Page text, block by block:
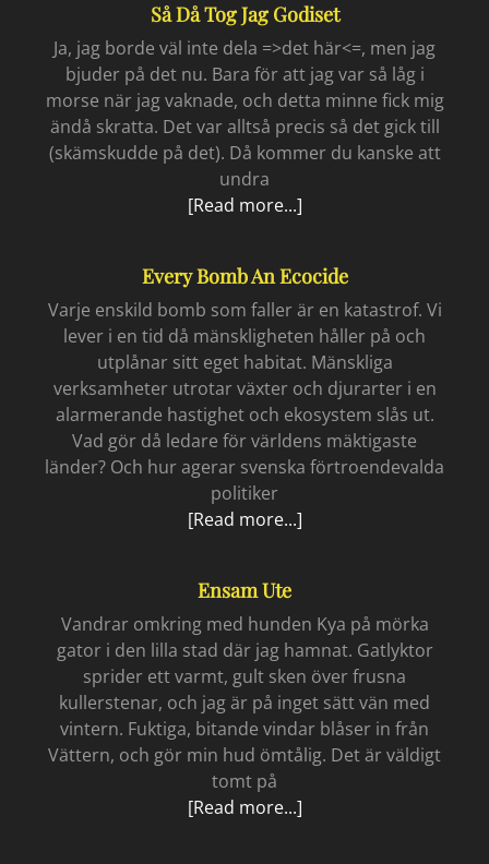
Så Då Tog Jag Godiset
Ja, jag borde väl inte dela =>det här<=, men jag
bjuder på det nu. Bara för att jag var så låg i
morse när jag vaknade, och detta minne fick mig
ändå skratta. Det var alltså precis så det gick till
(skämskudde på det). Då kommer du kanske att
undra
[Read more...]Så
jag
godiset
Every Bomb An Ecocide
Varje enskild bomb som faller är en katastrof. Vi
lever i en tid då mänskligheten håller på och
utplånar sitt eget habitat. Mänskliga
verksamheter utrotar växter och djurarter i en
alarmerande hastighet och ekosystem slås ut.
Vad gör då ledare för världens mäktigaste
länder? Och hur agerar svenska förtroendevalda
politiker
[Read more...]Every
Ensam Ute
Vandrar omkring med hunden Kya på mörka
gator i den lilla stad där jag hamnat. Gatlyktor
sprider ett varmt, gult sken över frusna
kullerstenar, och jag är på inget sätt vän med
vintern. Fuktiga, bitande vindar blåser in från
Vättern, och gör min hud ömtålig. Det är väldigt
tomt på
[Read more...]Ensam